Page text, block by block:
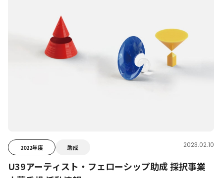
2022年度 助成 2023.02.10
U39アーティスト・フェローシップ助成 採択事業